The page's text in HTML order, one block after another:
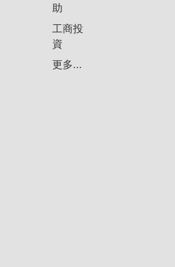
助
工商投
資
更多...